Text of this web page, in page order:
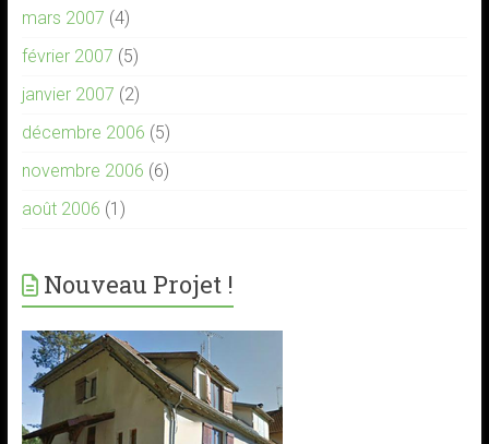
mars 2007 (4)
février 2007 (5)
janvier 2007 (2)
décembre 2006 (5)
novembre 2006 (6)
août 2006 (1)
Nouveau Projet !